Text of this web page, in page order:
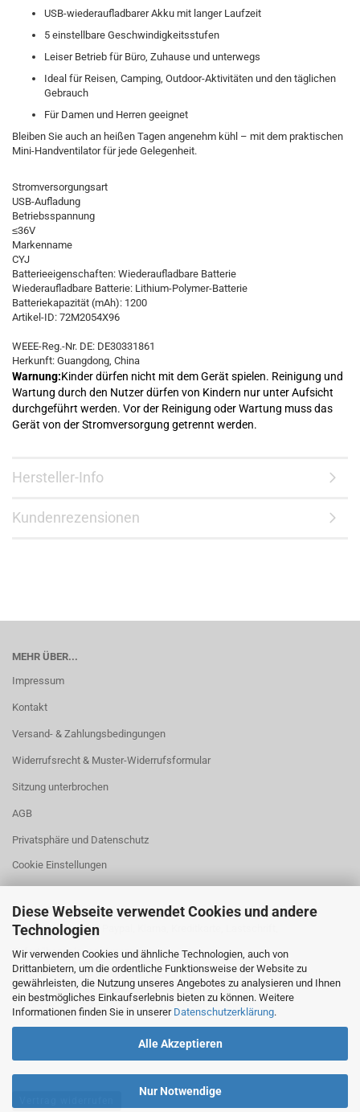
Diese Webseite verwendet Cookies und andere
Technologien
Wir verwenden Cookies und ähnliche Technologien, auch von
Drittanbietern, um die ordentliche Funktionsweise der Website zu
gewährleisten, die Nutzung unseres Angebotes zu analysieren und Ihnen
ein bestmögliches Einkaufserlebnis bieten zu können. Weitere
Informationen finden Sie in unserer Datenschutzerklärung.
Alle Akzeptieren
Nur Notwendige
USB-wiederaufladbarer Akku mit langer Laufzeit
5 einstellbare Geschwindigkeitsstufen
Leiser Betrieb für Büro, Zuhause und unterwegs
Ideal für Reisen, Camping, Outdoor-Aktivitäten und den täglichen
Gebrauch
Für Damen und Herren geeignet
Bleiben Sie auch an heißen Tagen angenehm kühl – mit dem praktischen
Mini-Handventilator für jede Gelegenheit.
Stromversorgungsart
USB-Aufladung
Betriebsspannung
≤36V
Markenname
CYJ
Batterieeigenschaften: Wiederaufladbare Batterie
Wiederaufladbare Batterie: Lithium-Polymer-Batterie
Batteriekapazität (mAh): 1200
Artikel-ID: 72M2054X96
WEEE-Reg.-Nr. DE: DE30331861
Herkunft: Guangdong, China
Warnung:Kinder dürfen nicht mit dem Gerät spielen. Reinigung und
Wartung durch den Nutzer dürfen von Kindern nur unter Aufsicht
durchgeführt werden. Vor der Reinigung oder Wartung muss das
Gerät von der Stromversorgung getrennt werden.
Hersteller-Info
Kundenrezensionen
MEHR ÜBER...
Impressum
Kontakt
Versand- & Zahlungsbedingungen
Widerrufsrecht & Muster-Widerrufsformular
Sitzung unterbrochen
AGB
Privatsphäre und Datenschutz
Cookie Einstellungen
Zahlung: Vorkasse, Paypal, Klarna, Kreditkarte, Lastschrift,
Sofortüberweisung, Amazon
Versand: DHL